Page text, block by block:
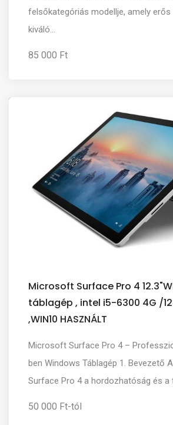
felsőkategóriás modellje, amely erős
kiváló...
85 000 Ft
Microsoft Surface Pro 4
táblagép , intel i5-6300 4G /
,WIN10 HASZNÁLT
Microsoft Surface Pro 4 –
ben Windows Táblagép 1. Bevezető
Surface Pro 4 a hordozhatóság és a
50 000 Ft-tól